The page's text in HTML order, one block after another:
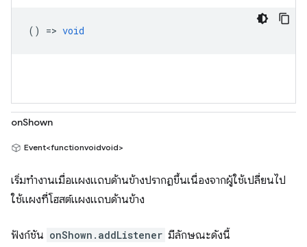
() => void
onShown
Event<functionvoidvoid>
เริ่มทำงานเมื่อแผงแถบด้านข้างปรากฏขึ้นเนื่องจากผู้ใช้เปลี่ยนไป
ใช้แผงที่โฮสต์แผงแถบด้านข้าง
ฟังก์ชัน onShown.addListener มีลักษณะดังนี้